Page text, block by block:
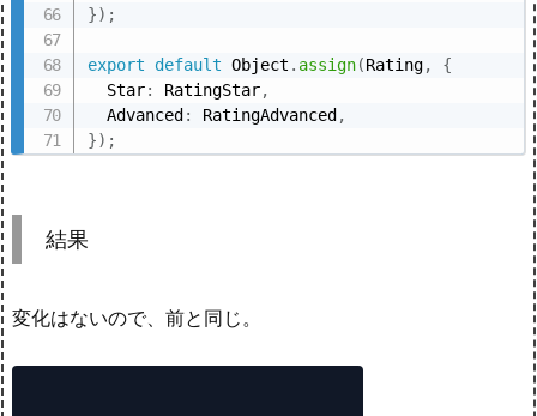
}) ;
export default Object . assign(Rating,
{
  Star
: RatingStar,
  Advanced
: RatingAdvanced,
}) ;
結果
変化はないので、前と同じ。